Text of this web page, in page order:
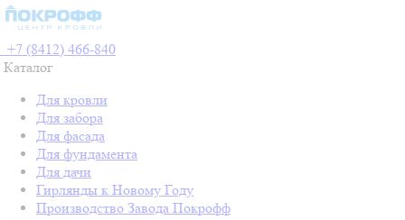
+7 (8412) 466-840
Каталог
Для кровли
Для забора
Для фасада
Для фундамента
Для дачи
Гирлянды к Новому Году
Производство Завода Покрофф